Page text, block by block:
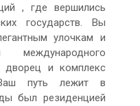
, где вершились
государств. Вы
улочкам и
дворец и комплекс
путь лежит в
был резиденцией